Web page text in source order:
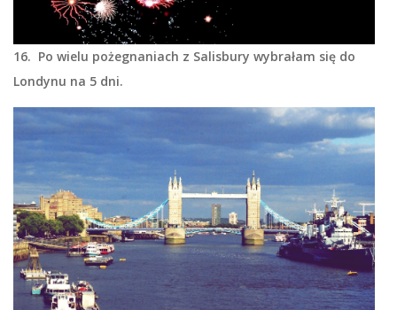
16. Po wielu pożegnaniach z Salisbury wybrałam się do
Londynu na 5 dni.